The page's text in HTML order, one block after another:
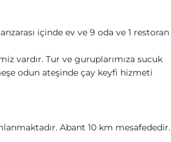
içinde ev ve 9 oda ve 1 restoran
vardır. Tur ve guruplarımıza sucuk
odun ateşinde çay keyfi hizmeti
Abant 10 km mesafededir.